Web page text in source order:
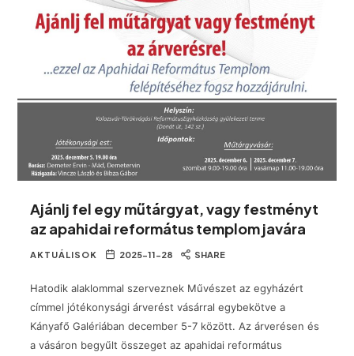
Ajánlj fel egy műtárgyat, vagy festményt
az apahidai református templom javára
AKTUÁLISOK 2025-11-28 SHARE
Hatodik alaklommal szerveznek Művészet az egyházért
címmel jótékonysági árverést vásárral egybekötve a
Kányafő Galériában december 5-7 között. Az árverésen és
a vásáron begyűlt összeget az apahidai református